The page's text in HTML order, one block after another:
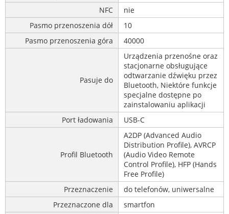
NFC
nie
Pasmo przenoszenia dół
10
Pasmo przenoszenia góra
40000
Pasuje do
Urządzenia przenośne oraz
stacjonarne obsługujące
odtwarzanie dźwięku przez
Bluetooth, Niektóre funkcje
specjalne dostępne po
zainstalowaniu aplikacji
Port ładowania
USB-C
Profil Bluetooth
A2DP (Advanced Audio
Distribution Profile), AVRCP
(Audio Video Remote
Control Profile), HFP (Hands
Free Profile)
Przeznaczenie
do telefonów, uniwersalne
Przeznaczone dla
smartfon